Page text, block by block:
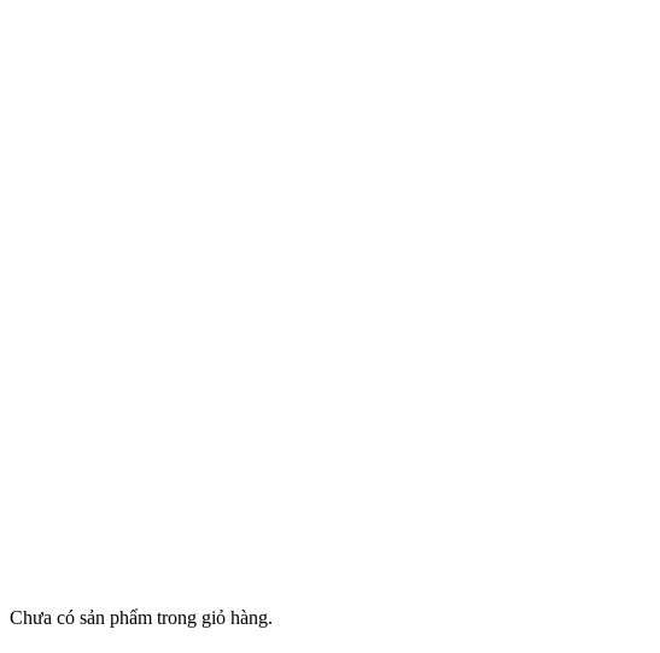
Chưa có sản phẩm trong giỏ hàng.